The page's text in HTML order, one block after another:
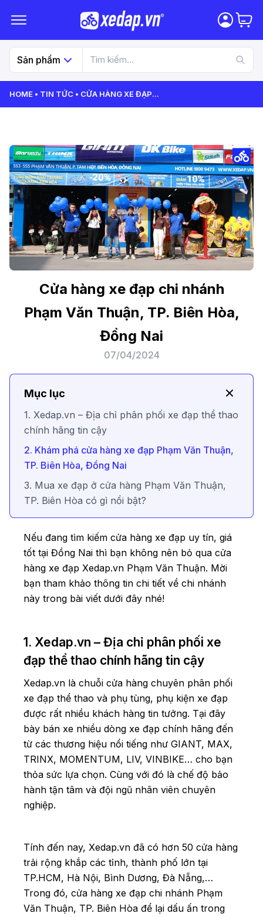
Sản phẩm
HOME TIN TỨC CỬA HÀNG XE ĐẠP...
Cửa hàng xe đạp chi nhánh
Phạm Văn Thuận, TP. Biên Hòa,
Đồng Nai
07/04/2024
Mục lục
1. Xedap.vn – Địa chỉ phân phối xe đạp thể thao
chính hãng tin cậy
2. Khám phá cửa hàng xe đạp Phạm Văn Thuận,
TP. Biên Hòa, Đồng Nai
3. Mua xe đạp ở cửa hàng Phạm Văn Thuận,
TP. Biên Hòa có gì nổi bật?
Nếu đang tìm kiếm cửa hàng xe đạp uy tín, giá
tốt tại Đồng Nai thì bạn không nên bỏ qua cửa
hàng xe đạp Xedap.vn Phạm Văn Thuận. Mời
bạn tham khảo thông tin chi tiết về chi nhánh
này trong bài viết dưới đây nhé!
1. Xedap.vn – Địa chỉ phân phối xe
đạp thể thao chính hãng tin cậy
Xedap.vn là chuỗi cửa hàng chuyên phân phối
xe đạp thể thao và phụ tùng, phụ kiện xe đạp
được rất nhiều khách hàng tin tưởng. Tại đây
bày bán xe nhiều dòng xe đạp chính hãng đến
từ các thương hiệu nổi tiếng như GIANT, MAX,
TRINX, MOMENTUM, LIV, VINBIKE… cho bạn
thỏa sức lựa chọn. Cùng với đó là chế độ bảo
hành tận tâm và đội ngũ nhân viên chuyên
nghiệp.
Tính đến nay, Xedap.vn đã có hơn 50 cửa hàng
trải rộng khắp các tỉnh, thành phố lớn tại
TP.HCM, Hà Nội, Bình Dương, Đà Nẵng,…
Trong đó, cửa hàng xe đạp chi nhánh Phạm
Văn Thuận, TP. Biên Hòa để lại dấu ấn trong